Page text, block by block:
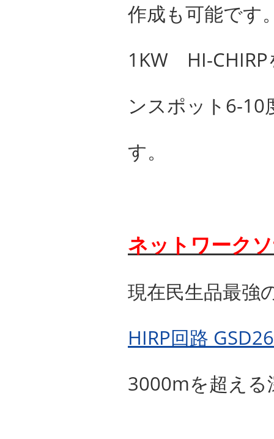
作成も可能です
1KW HI-CHIRP
ンスポット6-10
す。
ネットワーク
現在民生品最強
HIRP回路 GSD26
3000mを超える